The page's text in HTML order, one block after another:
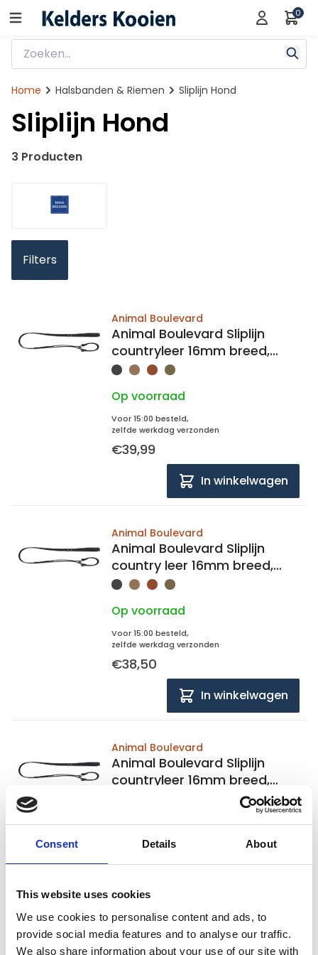
Consent Details About
This website uses cookies
We use cookies to personalise content and ads, to
provide social media features and to analyse our traffic.
We also share information about your use of our site with
0
Home Halsbanden & Riemen Sliplijn Hond
Sliplijn Hond
3 Producten
Filters
Animal Boulevard
Animal Boulevard Sliplijn
countryleer 16mm breed,
148cm lang
Op voorraad
Voor 15:00 besteld,
zelfde werkdag verzonden
€39,99
In winkelwagen
Animal Boulevard
Animal Boulevard Sliplijn
country leer 16mm breed,
138cm lang
Op voorraad
Voor 15:00 besteld,
zelfde werkdag verzonden
€38,50
In winkelwagen
Animal Boulevard
Animal Boulevard Sliplijn
countryleer 16mm breed,
Op voorraad
Voor 15:00 besteld,
In winkelwagen
1